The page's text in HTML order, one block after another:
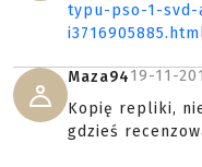
typu-pso-1-
Maza9419-11-
Kopię repliki,
gdzieś